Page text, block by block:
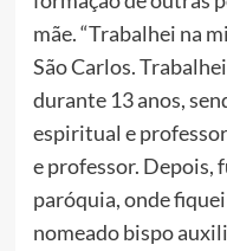
mãe. “Trabalhei na
São Carlos.
durante 13 anos,
espiritual e
e professor. Depois,
paróquia, onde
nomeado bispo